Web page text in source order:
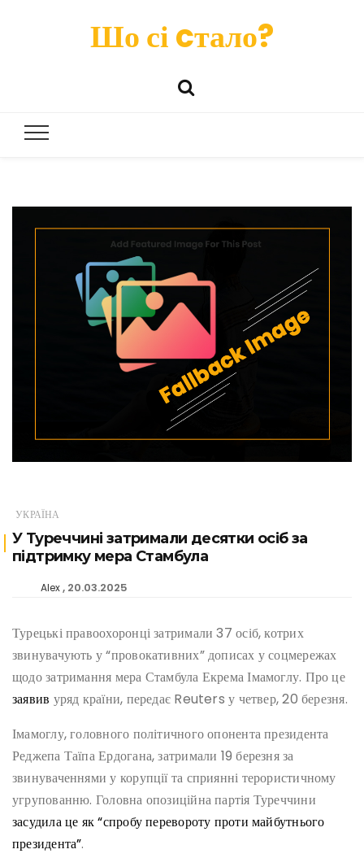
Шо сі cтало?
УКРАЇНА
У Туреччині затримали десятки осіб за
підтримку мера Стамбула
Alex 20.03.2025
Турецькі правоохоронці затримали 37 осіб, котрих
звинувачують у “провокативних” дописах у соцмережах
щодо затримання мера Стамбула Екрема Імамоглу. Про це
заявив уряд країни, передає Reuters у четвер, 20 березня.
Імамоглу, головного політичного опонента президента
Реджепа Таїпа Ердогана, затримали 19 березня за
звинуваченнями у корупції та сприянні терористичному
угрупованню. Головна опозиційна партія Туреччини
засудила це як “спробу перевороту проти майбутнього
президента”.